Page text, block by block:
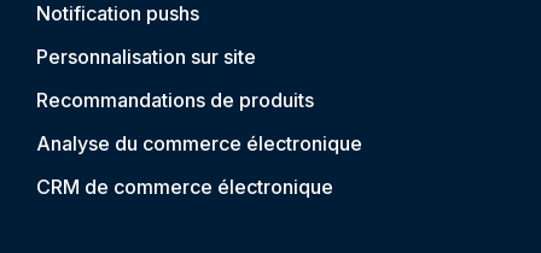
Notification pushs
Personnalisation sur site
Recommandations de produits
Analyse du commerce électronique
CRM de commerce électronique